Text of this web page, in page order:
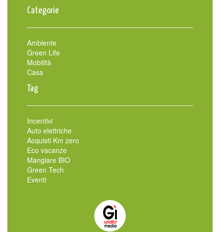
Categorie
Ambiente
Green Life
Mobilità
Casa
Tag
Incentivi
Auto elettriche
Acquisti Km zero
Eco vacanze
Mangiare BIO
Green Tech
Eventi